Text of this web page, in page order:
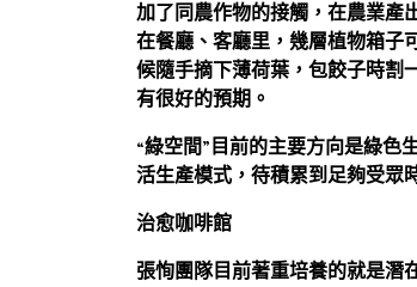
加了同農作物的接觸，在農業產
在餐廳、客廳里，幾層植物箱子
候隨手摘下薄荷葉，包餃子時割
有很好的預期。
“綠空間”目前的主要方向是綠色
活生產模式，待積累到足夠受眾
治愈咖啡館
張恂團隊目前著重培養的就是潛